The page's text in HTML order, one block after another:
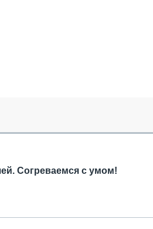
Согреваемся с умом!